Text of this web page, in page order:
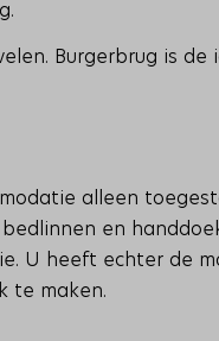
Burgerbrug is de
alleen
en
U heeft echter de
te maken.